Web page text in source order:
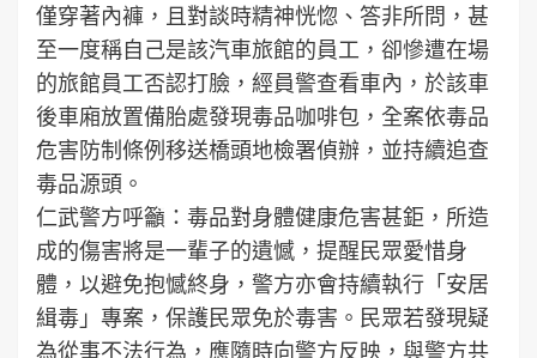
僅穿著內褲，且對談時精神恍惚、答非所問，甚
至一度稱自己是該汽車旅館的員工，卻慘遭在場
的旅館員工否認打臉，經員警查看車內，於該車
後車廂放置備胎處發現毒品咖啡包，全案依毒品
危害防制條例移送橋頭地檢署偵辦，並持續追查
毒品源頭。
仁武警方呼籲：毒品對身體健康危害甚鉅，所造
成的傷害將是一輩子的遺憾，提醒民眾愛惜身
體，以避免抱憾終身，警方亦會持續執行「安居
緝毒」專案，保護民眾免於毒害。民眾若發現疑
為從事不法行為，應隨時向警方反映，與警方共